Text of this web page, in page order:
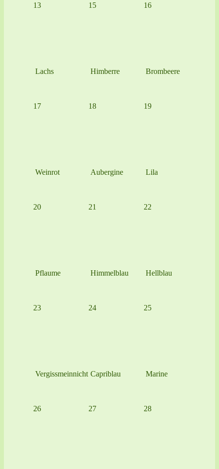
13
Lachs
15
Himberre
16
Brombeere
17
Weinrot
18
Aubergine
19
Lila
20
Pflaume
21
Himmelblau
22
Hellblau
23
Vergissmeinnicht
24
Capriblau
25
Marine
26 27 28